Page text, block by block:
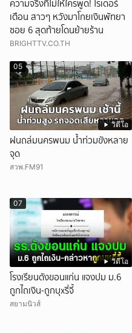
ความจริงที่ไม่ให้ใครพูด! ไรเดอร์
เตือน สาวๆ หวังมาโกยเงินพัทยา
ซอย 6 สุดท้ายโดนย้ายร้าน
BRIGHTTV.CO.TH
วิดีโอ
05
ฝนถล่มนครพนม น้ำท่วมขังหลาย
จุด
สวพ.FM91
วิดีโอ
07
โรงเรียนดังขอนแก่น แจงปม ม.6
ถูกไถเงิน-ถูกบุxรี่จี้
สยามนิวส์